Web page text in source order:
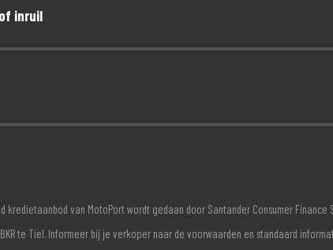
inruil
kredietaanbod van MotoPort wordt gedaan door Santander Consumer
te Tiel. Informeer bij je verkoper naar de voorwaarden en standaard